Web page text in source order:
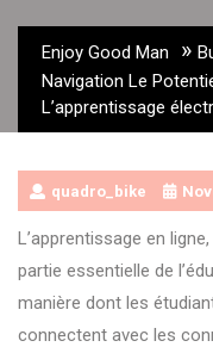
Enjoy Good Man »
Navigation Le
L’apprentissage
quadro_bike
L’apprentissage en
partie essentielle de
manière dont les
connectent avec les